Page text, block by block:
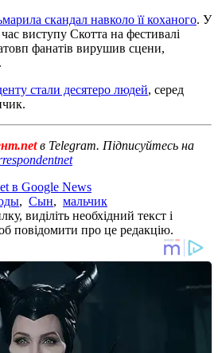
скандал навколо її коханого. У
виступу Скотта на фестивалі
фанатів вирушив сцени,
стали десятеро людей, серед
в Telegram. Підписуйтесь на
в Google News
, Сын, мальчик
виділіть необхідний текст і
повідомити про це редакцію.